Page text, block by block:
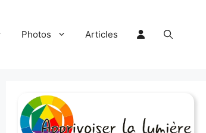
Photos Articles